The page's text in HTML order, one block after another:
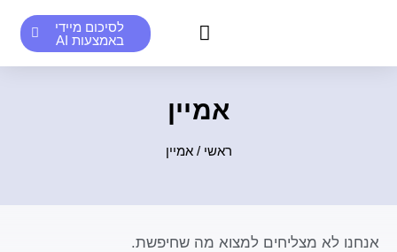
לסיכום מיידי
באמצעות AI
אמיין
ראשי /אמיין
אנחנו לא מצליחים למצוא מה שחיפשת.